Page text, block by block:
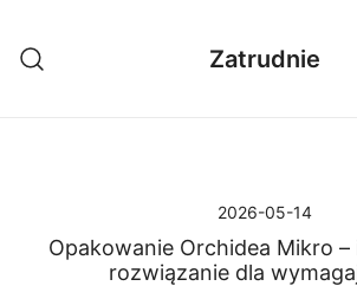
treści
Zatrudnie
2026-05-14
Opakowanie Orchidea Mikro
rozwiązanie dla